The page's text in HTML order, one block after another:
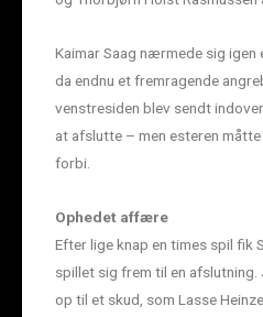
Kaimar Saag nærmede sig igen
da endnu et fremragende
venstresiden blev sendt
at afslutte – men esteren
forbi.
Ophedet affære
Efter lige knap en times spil fik
spillet sig frem til en afslutning.
op til et skud, som Lasse